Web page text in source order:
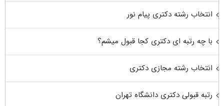
انتخاب رشته دکتری پیام نور
با چه رتبه ای دکتری کجا قبول میشم؟
انتخاب رشته مجازی دکتری
رتبه قبولی دکتری دانشگاه تهران